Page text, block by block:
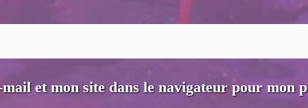
et mon site dans le navigateur pour mon